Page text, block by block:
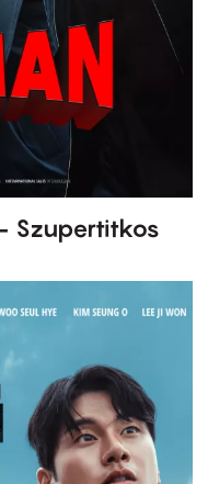
Szupertitkos